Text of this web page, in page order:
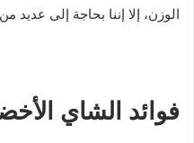
الوزن، إلا إننا بحاجة إلى عديد
فوائد الشاي